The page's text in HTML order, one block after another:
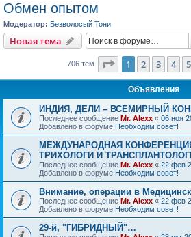
Обмен опытом
Модератор: Безволосый Тони
Новая тема
706 тем Страница из 29
1 2 3 4 5
Объявления
ИНДИЯ, ДЕЛИ – ВСЕМИРНЫЙ
Последнее сообщение Mr. Alexx « 06 ноя
Добавлено в форуме Необходим совет!
МЕЖДУНАРОДНАЯ
ТРИХОЛОГИ И
Последнее сообщение Mr. Alexx « 22 фев
Добавлено в форуме Необходим совет!
Внимание, операции в
Последнее сообщение Mr. Alexx « 22 фев
Добавлено в форуме Необходим совет!
29-й, "ГИБРИДНЫЙ"…